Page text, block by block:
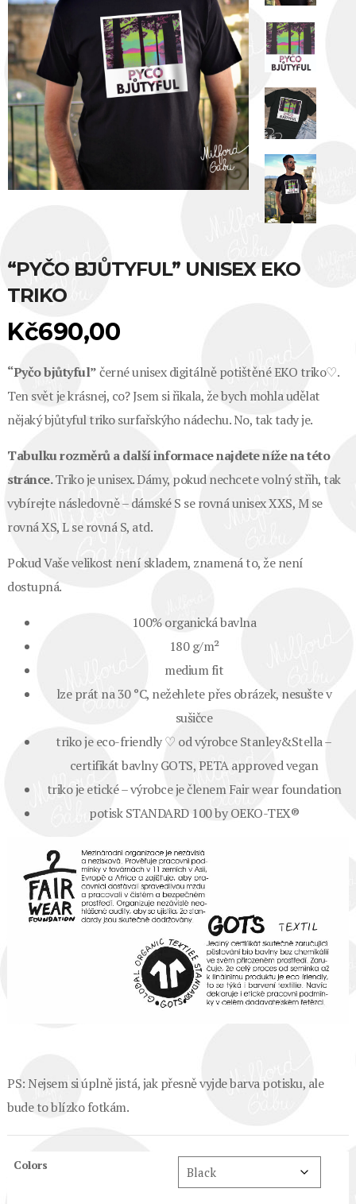
“PYČO BJŮTYFUL” UNISEX EKO
TRIKO
Kč690,00
“Pyčo bjůtyful”černé unisex digitálně potištěné EKO triko♡.
Ten svět je krásnej, co? Jsem si řikala, že bych mohla udělat
nějaký bjůtyful triko surfařskýho nádechu. No, tak tady je.
Tabulku rozměrů a další informace najdete níže na této
stránce.Triko je unisex. Dámy, pokud nechcete volný střih, tak
vybírejte následovně – dámské S se rovná unisex XXS, M se
rovná XS, L se rovná S, atd.
Pokud Vaše velikost není skladem, znamená to, že není
dostupná.
100% organická bavlna
180 g/m²
medium fit
lze prát na 30 °C, nežehlete přes obrázek, nesušte v
sušičce
triko je eco-friendly ♡ od výrobce Stanley&Stella –
certifikát bavlny GOTS, PETA approved vegan
triko je etické – výrobce je členem Fair wear foundation
potisk STANDARD 100 by OEKO-TEX®
PS: Nejsem si úplně jistá, jak přesně vyjde barva potisku, ale
bude to blízko fotkám.
Colors